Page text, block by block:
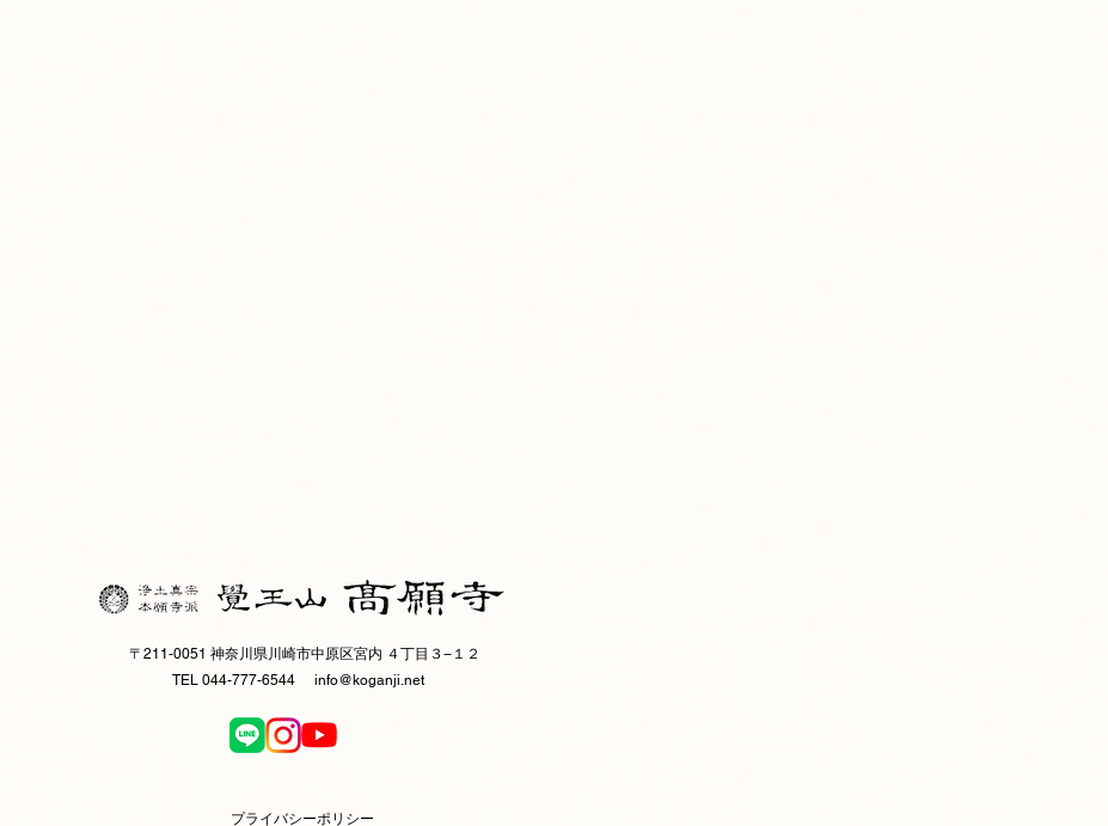
〒211-0051 神奈川県川崎市中原区宮内 ４丁目３−１２
TEL 044-777-6544
info@koganji.net
プライバシーポリシー